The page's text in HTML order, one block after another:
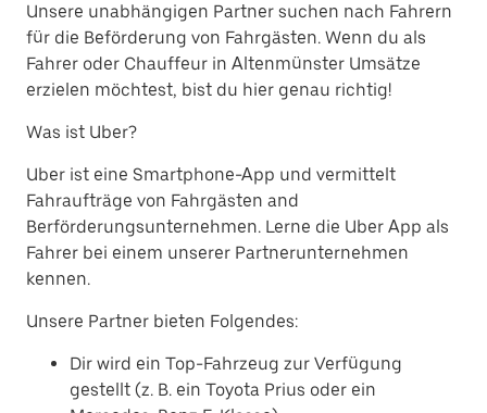
Unsere unabhängigen Partner suchen nach Fahrern
für die Beförderung von Fahrgästen. Wenn du als
Fahrer oder Chauffeur in Altenmünster Umsätze
erzielen möchtest, bist du hier genau richtig!
Was ist Uber?
Uber ist eine Smartphone-App und vermittelt
Fahraufträge von Fahrgästen and
Berförderungsunternehmen. Lerne die Uber App als
Fahrer bei einem unserer Partnerunternehmen
kennen.
Unsere Partner bieten Folgendes:
Dir wird ein Top-Fahrzeug zur Verfügung
gestellt (z. B. ein Toyota Prius oder ein